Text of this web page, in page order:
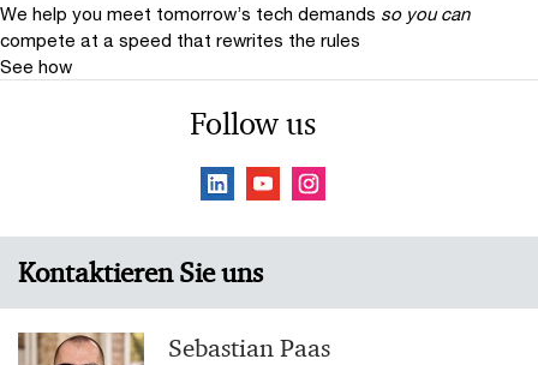
We help you meet tomorrow’s tech demands so you can
compete at a speed that rewrites the rules
See how
Follow us
Kontaktieren Sie uns
Sebastian Paas